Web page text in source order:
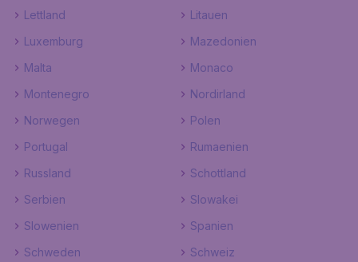
Lettland
Litauen
Luxemburg
Mazedonien
Malta
Monaco
Montenegro
Nordirland
Norwegen
Polen
Portugal
Rumaenien
Russland
Schottland
Serbien
Slowakei
Slowenien
Spanien
Schweden
Schweiz